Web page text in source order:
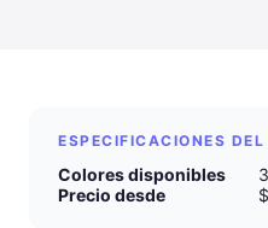
ESPECIFICACIONES
Colores disponibles
Precio desde